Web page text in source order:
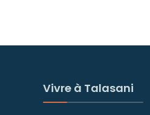
Vivre à Talasani